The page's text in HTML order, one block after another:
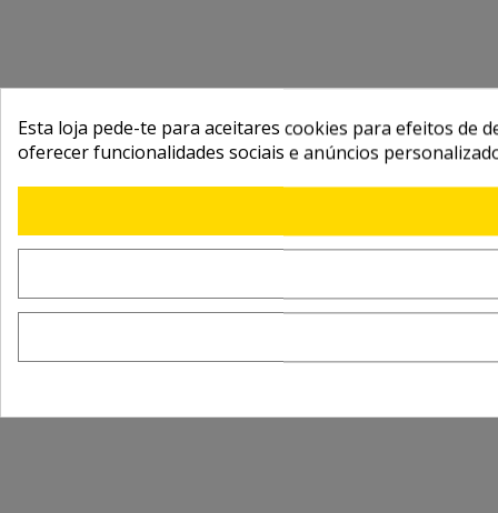
Esta loja pede-te para aceitares cookies para efeitos de
oferecer funcionalidades sociais e anúncios